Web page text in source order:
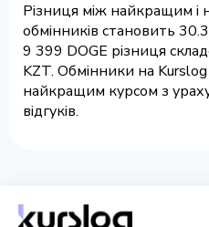
Різниця між найкращим і
обмінників становить
9 399 DOGE різниця
KZT. Обмінники на Kurslog
найкращим курсом з
відгуків.